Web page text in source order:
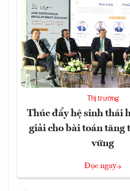
Thị trường
Thúc đẩy hệ sinh thái
giải cho bài toán tăng
vững
Đọc ngay